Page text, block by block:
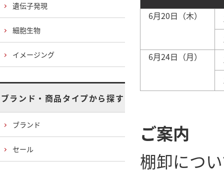
6月20日（木）
6月24日（月）
ご案内
棚卸につ
遺伝子発現
細胞生物
イメージング
ブランド・商品タイプから探す
ブランド
セール